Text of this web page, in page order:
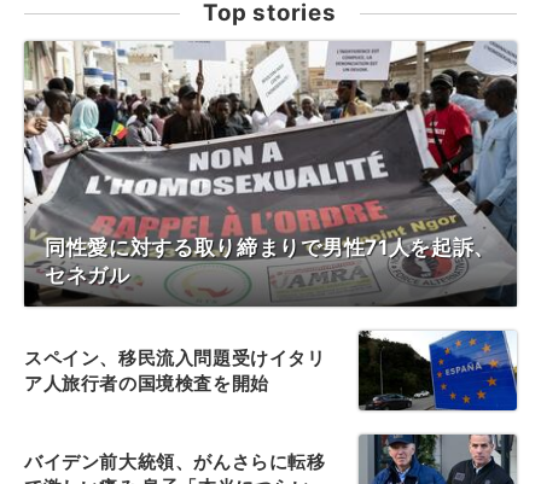
Top stories
同性愛に対する取り締まりで男性71人を起訴、
セネガル
スペイン、移民流入問題受けイタリ
ア人旅行者の国境検査を開始
バイデン前大統領、がんさらに転移